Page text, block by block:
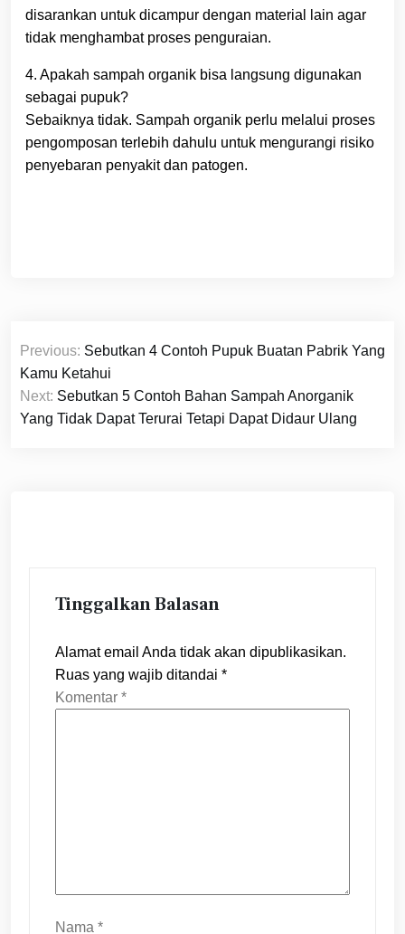
disarankan untuk dicampur dengan material lain agar
tidak menghambat proses penguraian.
4. Apakah sampah organik bisa langsung digunakan
sebagai pupuk?
Sebaiknya tidak. Sampah organik perlu melalui proses
pengomposan terlebih dahulu untuk mengurangi risiko
penyebaran penyakit dan patogen.
Navigasi
pos
Previous: Sebutkan 4 Contoh Pupuk Buatan Pabrik Yang
Kamu Ketahui
Next: Sebutkan 5 Contoh Bahan Sampah Anorganik
Yang Tidak Dapat Terurai Tetapi Dapat Didaur Ulang
Tinggalkan Balasan
Alamat email Anda tidak akan dipublikasikan.
Ruas yang wajib ditandai *
Komentar *
Nama *